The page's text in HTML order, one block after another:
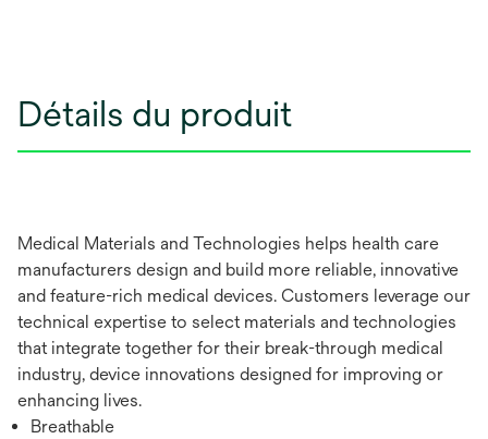
Détails du produit
Medical Materials and Technologies helps health care
manufacturers design and build more reliable, innovative
and feature-rich medical devices. Customers leverage our
technical expertise to select materials and technologies
that integrate together for their break-through medical
industry, device innovations designed for improving or
enhancing lives.
Breathable